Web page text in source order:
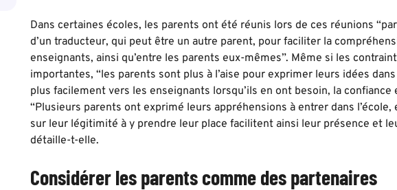
Dans certaines écoles, les parents ont été réunis lors de ces réunions
d’un traducteur, qui peut être un autre parent, pour faciliter la
enseignants, ainsi qu’entre les parents eux-mêmes”. Même si les
importantes, “les parents sont plus à l’aise pour exprimer leurs idées
plus facilement vers les enseignants lorsqu’ils en ont besoin, la
“Plusieurs parents ont exprimé leurs appréhensions à entrer dans
sur leur légitimité à y prendre leur place facilitent ainsi leur présence et
détaille-t-elle.
Considérer les parents comme des partenaires